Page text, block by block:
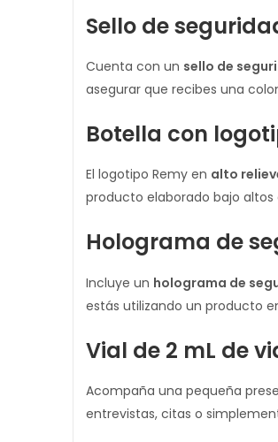
Sello de
Cuenta con un sello de
asegurar que recibes una
Botella con
El logotipo Remy en alto
producto elaborado bajo
Holograma de
Incluye un holograma de
estás utilizando un producto
Vial de 2 mL de
Acompaña una pequeña
entrevistas, citas o